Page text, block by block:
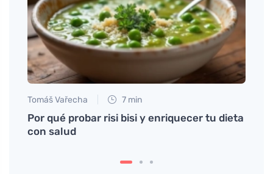
Tomáš Vařecha 7 min
Por qué probar risi bisi y enriquecer tu dieta
con salud